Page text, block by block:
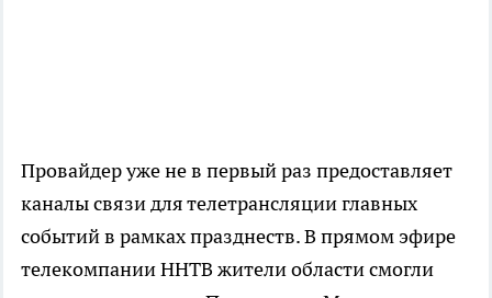
Провайдер уже не в первый раз предоставляет
каналы связи для телетрансляции главных
событий в рамках празднеств. В прямом эфире
телекомпании ННТВ жители области смогли